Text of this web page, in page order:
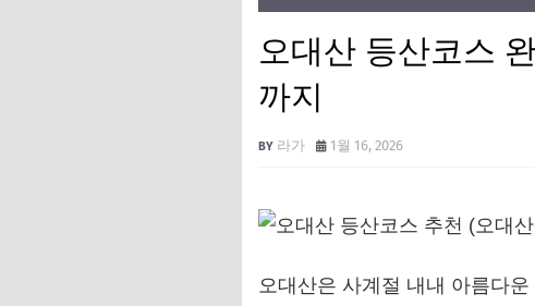
오대산 등산코스
까지
라가 1월 16, 2026
오대산은 사계절 내내 아름다